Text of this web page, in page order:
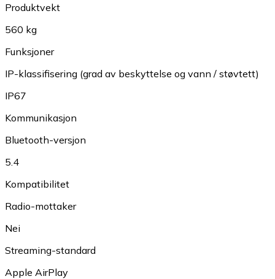
Produktvekt
560 kg
Funksjoner
IP-klassifisering (grad av beskyttelse og vann / støvtett)
IP67
Kommunikasjon
Bluetooth-versjon
5.4
Kompatibilitet
Radio-mottaker
Nei
Streaming-standard
Apple AirPlay